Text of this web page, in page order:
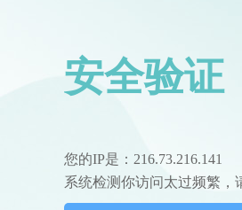
安全验证
您的IP是：216.73.216.141
系统检测你访问太过频繁，